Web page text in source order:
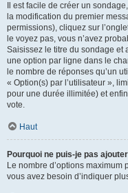
Il est facile de créer un
la modification du premier
permissions), cliquez sur
le voyez pas, vous n’avez
Saisissez le titre du sondage et
une option par ligne dans le
le nombre de réponses qu’un
« Option(s) par l’utilisateur »,
pour une durée illimitée) et
vote.
Haut
Pourquoi ne puis-je pas
Le nombre d’options maximum
vous avez besoin d’indiquer